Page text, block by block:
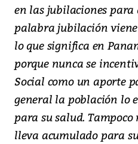
en las jubilaciones
palabra jubilación viene
lo que significa en
porque nunca se
Social como un aporte
general la población lo
para su salud.
lleva acumulado para